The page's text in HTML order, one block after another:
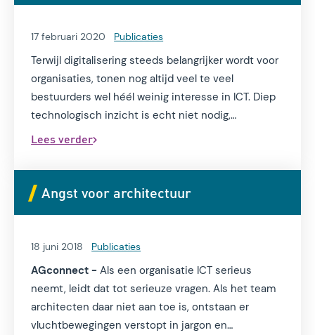
17 februari 2020 Publicaties
Terwijl digitalisering steeds belangrijker wordt voor
organisaties, tonen nog altijd veel te veel
bestuurders wel héél weinig interesse in ICT. Diep
technologisch inzicht is echt niet nodig,
benadrukken Matthijs Maat en Antoon van
bestuurder de broodnodige kennis opdoen
waarmee hij digitalisering in zijn organisatie op zijn
minst kan begrijpen en dus beter kan sturen.
Lees verder
Angst voor architectuur
18 juni 2018 Publicaties
AGconnect - Als een organisatie ICT serieus
neemt, leidt dat tot serieuze vragen. Als het team
architecten daar niet aan toe is, ontstaan er
vluchtbewegingen verstopt in jargon en